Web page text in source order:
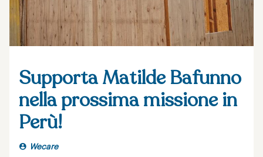
Supporta Matilde Bafunno
nella prossima missione in
Perù!
Wecare